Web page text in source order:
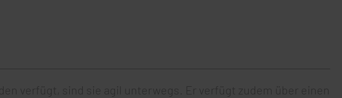
verfügt, sind sie agil unterwegs. Er verfügt zudem über einen